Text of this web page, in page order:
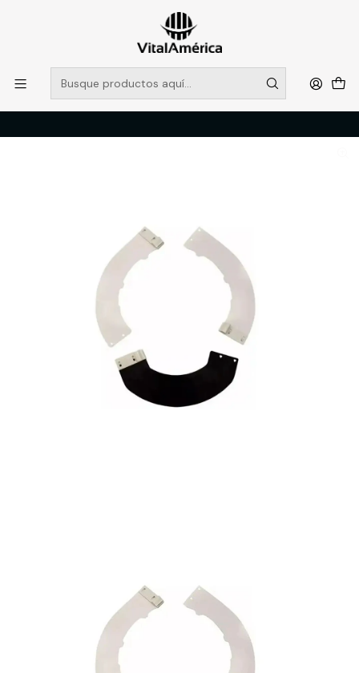
POR SISTEMA FRONTAL SOLO RETIROS EN TIENDA, DESDE
MUCHAS GRACIAS +569 5956 2237
Leer más
Inicio PROTECCION PERSONAL
CRANEO
PROTECTOR SOLAR TIPO ALA PARA CASCO STEELPRO